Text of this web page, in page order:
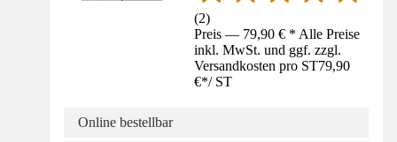
(2)
Preis — 79,90 € * Alle Preise
inkl. MwSt. und ggf. zzgl.
Versandkosten pro ST79,90
€*/ ST
Online bestellbar